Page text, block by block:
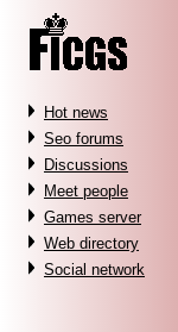
Hot news
Seo forums
Discussions
Meet people
Games server
Web directory
Social network